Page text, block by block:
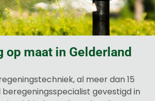
op maat in Gelderland
al meer dan 15
gevestigd in